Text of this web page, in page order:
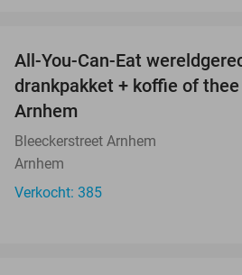
All-You-Can-Eat
drankpakket + koffie of
Arnhem
Bleeckerstreet Arnhem
Arnhem
Verkocht: 385